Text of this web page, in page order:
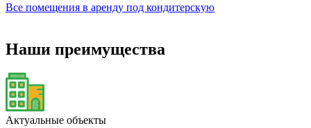
Все помещения в аренду под кондитерскую
Наши преимущества
Актуальные объекты